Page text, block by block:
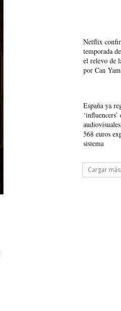
Netflix
temporada
el relevo de
por Can
España ya
568 euros
sistema
Cargar más